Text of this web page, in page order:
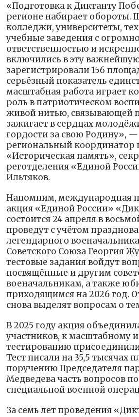
«Подготовка к Диктанту
регионе набирает обороты.
колледжи, университеты,
учебные заведения с
ответственностью и
включились в эту
зарегистрировали 156
серьёзный показатель
масштабная работа играет
роль в патриотическом
живой нитью, связывающей
зажигает в сердцах
гордости за свою Родину»,
региональный координатор
«Историческая память»,
реготделения «Единой
Ильтяков.
Напомним, международная
акция «Единой России»
состоится 24 апреля в
проведут с учётом
легендарного
Советского Союза Георгия
тестовые задания войдут
посвящённые и другим
военачальникам, а также
приходящимся на 2026 год.
снова выделят вопросам о
В 2025 году акция
участников, к масштабному
тестированию
Тест писали на 35,5 тысячах
поручению Председателя
Медведева часть вопросов
специальной военной
За семь лет проведения